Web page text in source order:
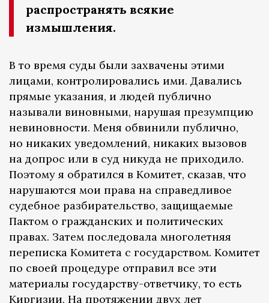
распространять всякие
измышления.
В то время суды были захвачены этими
лицами, контролировались ими. Давались
прямые указания, и людей публично
называли виновными, нарушая презумпцию
невиновности. Меня обвинили публично,
но никаких уведомлений, никаких вызовов
на допрос или в суд никуда не приходило.
Поэтому я обратился в Комитет, сказав, что
нарушаются мои права на справедливое
судебное разбирательство, защищаемые
Пактом о гражданских и политических
правах. Затем последовала многолетняя
переписка Комитета с государством. Комитет
по своей процедуре отправил все эти
материалы государству-ответчику, то есть
Киргизии. На протяжении двух лет